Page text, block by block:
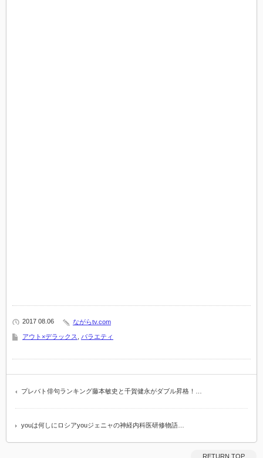
2017 08.06 ながらtv.com
アウト×デラックス バラエティ
プレバト俳句ランキング藤本敏史と千賀健永がダブル昇格！…
youは何しにロシアyouジェニャの神経内科医研修物語…
RETURN TOP